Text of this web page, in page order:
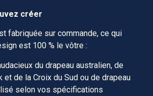
créer
fabriquée sur commande, ce qui
est 100 % le vôtre :
du drapeau australien, de
et de la Croix du Sud ou de drapeau
selon vos spécifications